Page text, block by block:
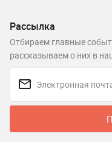
Рассылка
Отбираем главные
рассказываем о них в